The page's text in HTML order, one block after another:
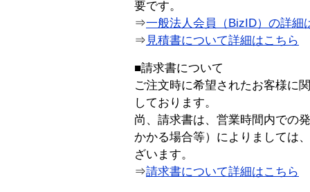
要です。
⇒一般法人会員（BizID）の詳細
⇒ 見積書について詳細はこちら
■請求書について
ご注文時に希望されたお客様に
しております。
尚、請求書は、営業時間内での
かかる場合等）によりましては
ざいます。
⇒請求書について詳細はこちら